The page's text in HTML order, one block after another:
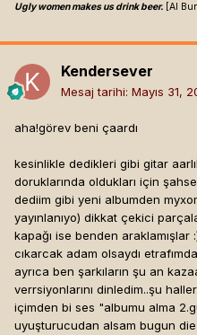
Ugly women makes us drink beer. [Al
Kendersever
Mesaj tarihi: Mayıs 31,
aha!görev beni çaardı
kesinlikle dedikleri gibi gitar
doruklarında oldukları için
dediim gibi yeni albumden
yayınlanıyo) dikkat çekici
kapağı ise benden
cıkarcak adam olsaydı
ayrıca ben şarkıların şu an
verrsiyonlarını dinledim..şu
içimden bi ses "albumu alma
uyuşturucudan alsam bugun